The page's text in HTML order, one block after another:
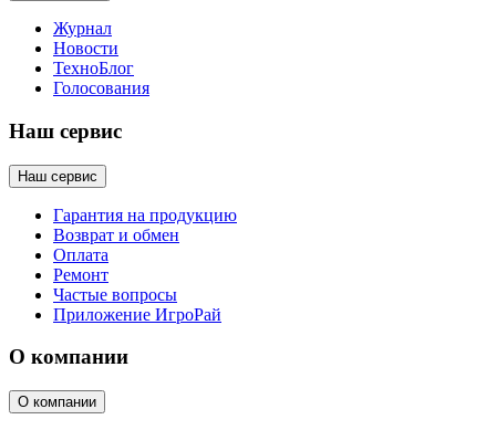
Журнал
Новости
ТехноБлог
Голосования
Наш сервис
Наш сервис
Гарантия на продукцию
Возврат и обмен
Оплата
Ремонт
Частые вопросы
Приложение ИгроРай
О компании
О компании